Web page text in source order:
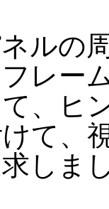
ルの
レー
、ヒ
て、
しま